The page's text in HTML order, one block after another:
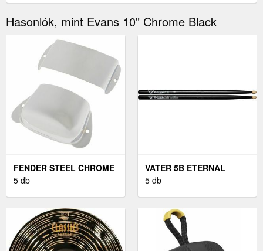
Hasonlók, mint Evans 10" Chrome Black
FENDER STEEL CHROME
5 db
VATER 5B ETERNAL
BLACK
5 db